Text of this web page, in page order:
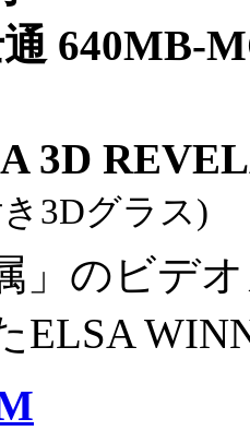
640MB-
3D
3Dグラス)
のビデオ
ELSA